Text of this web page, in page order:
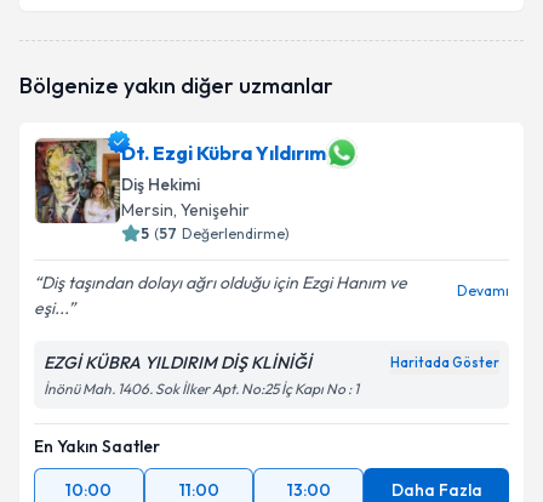
oluşturun. Size bu uzmandan randevu almanız için bir
E-posta Adresiniz
Kişisel verilerimin işlenmesine ilişkin Aydınlatma
Takvim Talebini Gönder
Bölgenize yakın diğer uzmanlar
Dt. Ezgi Kübra Yıldırım
Diş Hekimi
Mersin, Yenişehir
5 (57 Değerlendirme)
Diş taşından dolayı ağrı olduğu için Ezgi Hanım ve
eşi...
Devamı
EZGİ KÜBRA YILDIRIM DİŞ KLİNİĞİ Haritada Göster
İnönü Mah. 1406. Sok İlker Apt. No:25 İç Kapı No : 1
En Yakın Saatler
10:00
11:00 13:00 Daha Fazla